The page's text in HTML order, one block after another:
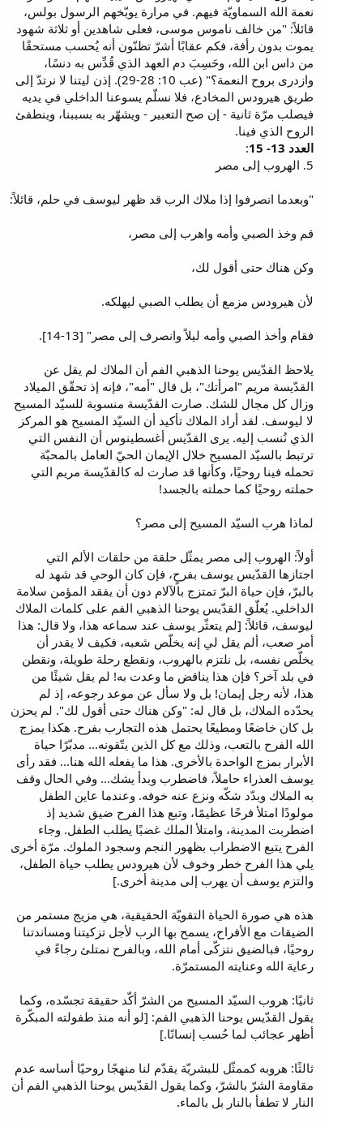
نعمة الله السماويّة فيهم. في مرارة يوبّخهم الرسول بولس،
قائلاً: "من خالف ناموس موسى، فعلى شاهدين أو ثلاثة شهود
يموت بدون رأفة، فكم عقابًا أشرّ تظنّون أنه يُحسب مستحقًا
من داس ابن الله، وحَسِبَ دم العهد الذي قُدِّس به دنسًا،
وازدرى بروح النعمة؟" (عب 10: 28-29). إذن ليتنا لا نرتدّ إلى
طريق هيرودس المخادع، فلا نسلّم يسوعنا الداخلي في يديه
فيصلب مرّة ثانية - إن صح التعبير - ويشهّر به بسببنا، وينطفئ
الروح الذي فينا.
العدد 13- 15
:
5. الهروب إلى مصر
"وبعدما انصرفوا إذا ملاك الرب قد ظهر ليوسف في حلم، قائلاً:
قم وخذ الصبي وأمه واهرب إلى مصر،
وكن هناك حتى أقول لك،
لأن هيرودس مزمع أن يطلب الصبي ليهلكه.
فقام وأخذ الصبي وأمه ليلاً وانصرف إلى مصر" [13-14].
يلاحظ القدّيس يوحنا الذهبي الفم أن الملاك لم يقل عن
القدّيسة مريم "امرأتك"، بل قال "أمه"، فإنه إذ تحقّق الميلاد
وزال كل مجال للشك. صارت القدّيسة منسوبة للسيّد المسيح
لا ليوسف. لقد أراد الملاك تأكيد أن السيّد المسيح هو المركز
الذي نُنسب إليه. يرى القدّيس أغسطينوس أن النفس التي
ترتبط بالسيّد المسيح خلال الإيمان الحيّ العامل بالمحبّة
تحمله فينا روحيًا، وكأنها قد صارت له كالقدّيسة مريم التي
حملته روحيًا كما حملته بالجسد!
لماذا هرب السيّد المسيح إلى مصر؟
أولاً: الهروب إلى مصر يمثّل حلقة من حلقات الألم التي
اجتازها القدّيس يوسف بفرحٍ، فإن كان الوحي قد شهد له
بالبرّ، فإن حياة البرّ تمتزج بالآلام دون أن يفقد المؤمن سلامة
الداخلي. يُعلّق القدّيس يوحنا الذهبي الفم على كلمات الملاك
ليوسف، قائلاً: [لم يتعثّر يوسف عند سماعه هذا، ولا قال: هذا
أمر صعب، ألم يقل لي إنه يخلّص شعبه، فكيف لا يقدر أن
يخلّص نفسه، بل نلتزم بالهروب، ونقطع رحلة طويلة، ونقطن
في بلد آخر؟ فإن هذا يناقض ما وعدت به! لم يقل شيئًا من
هذا، لأنه رجل إيمان! بل ولا سأل عن موعد رجوعه، إذ لم
يحدّده الملاك، بل قال له: "وكن هناك حتى أقول لك". لم يحزن
بل كان خاضعًا ومطيعًا يحتمل هذه التجارب بفرح. هكذا يمزج
الله الفرح بالتعب، وذلك مع كل الذين يتّقونه... مدبّرًا حياة
الأبرار بمزج الواحدة بالأخرى. هذا ما يفعله الله هنا... فقد رأى
يوسف العذراء حاملاً، فاضطرب وبدأ يشك... وفي الحال وقف
به الملاك وبدّد شكّه ونزع عنه خوفه. وعندما عاين الطفل
مولودًا امتلأ فرحًا عظيمًا، وتبع هذا الفرح ضيق شديد إذ
اضطربت المدينة، وامتلأ الملك غضبًا يطلب الطفل. وجاء
الفرح يتبع الاضطراب بظهور النجم وسجود الملوك. مرّة أخرى
يلي هذا الفرح خطر وخوف لأن هيرودس يطلب حياة الطفل،
والتزم يوسف أن يهرب إلى مدينة أخرى.]
هذه هي صورة الحياة التقويّة الحقيقية، هي مزيج مستمر من
الضيقات مع الأفراح، يسمح بها الرب لأجل تزكيتنا ومساندتنا
روحيًا، فبالضيق نتزكّى أمام الله، وبالفرح نمتلئ رجاءً في
رعاية الله وعنايته المستمرّة.
ثانيًا: هروب السيّد المسيح من الشرّ أكّد حقيقة تجسّده، وكما
يقول القدّيس يوحنا الذهبي الفم: [لو أنه منذ طفولته المبكّرة
أظهر عجائب لما حُسب إنسانًا.]
ثالثًا: هروبه كممثّل للبشريّة يقدّم لنا منهجًا روحيًا أساسه عدم
مقاومة الشرّ بالشرّ، وكما يقول القدّيس يوحنا الذهبي الفم أن
النار لا تطفأ بالنار بل بالماء.